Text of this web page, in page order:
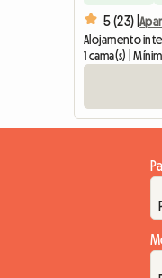
5 (23) |
Alojamento
1 cama(s) |